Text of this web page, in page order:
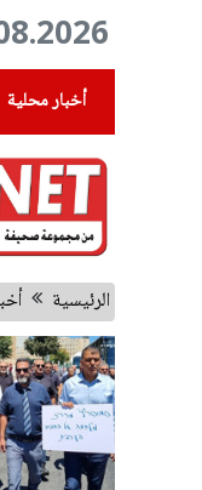
أخبار محلية
(current)
الرئيسية